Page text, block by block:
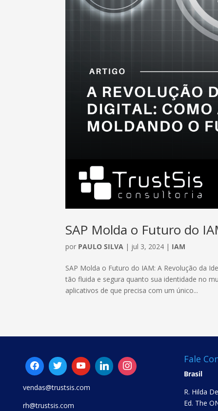
SAP Molda o Futuro do
por PAULO SILVA | jul 3, 2024 | IAM
SAP Molda o Futuro do IAM: A Revolução da
tão fluida e segura quanto sua identidade no
aplicativos de que precisa com um único...
vendas@trustsis.com
rh@trustsis.com
Fale
Brasil
R. Hilda
Ed. The